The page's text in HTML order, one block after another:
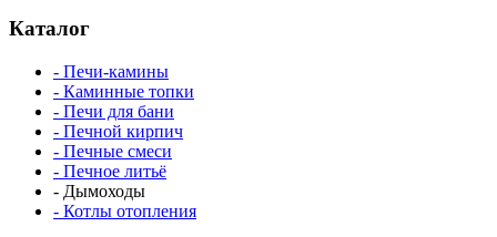
Каталог
- Печи-камины
- Каминные топки
- Печи для бани
- Печной кирпич
- Печные смеси
- Печное литьё
- Дымоходы
- Котлы отопления